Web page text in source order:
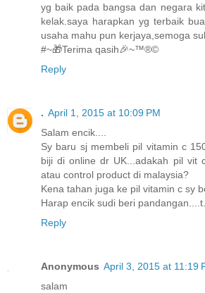
yg baik pada bangsa dan negara
kelak.saya harapkan yg terbaik
usaha mahu pun kerjaya,semoga
#~🎁Terima qasih🎉~™®©
Reply
. April 1, 2015 at 10:09 PM
Salam encik....
Sy baru sj membeli pil vitamin c
biji di online dr UK...adakah pil vit
atau control product di malaysia?
Kena tahan juga ke pil vitamin c sy
Harap encik sudi beri
Reply
Anonymous April 3, 2015 at 11:19
salam